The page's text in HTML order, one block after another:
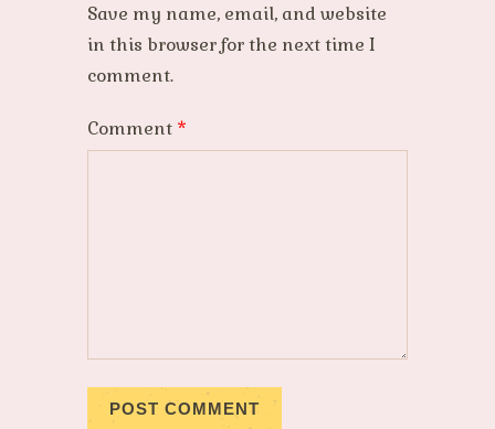
Save my name, email, and website
in this browser for the next time I
comment.
Comment *